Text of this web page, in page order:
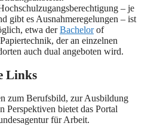
– je
gibt es Ausnahmeregelungen – ist
etwa derBachelorof
der an einzelnen
auch dual angeboten wird.
Links
zum Berufsbild, zur Ausbildung
Perspektiven bietet das Portal
für Arbeit.